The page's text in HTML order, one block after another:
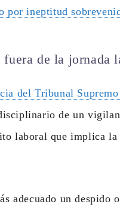
por ineptitud
de la jornada
del Tribunal
de un
laboral que implica la
adecuado un despido